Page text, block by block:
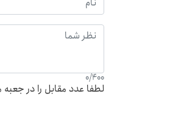
0/400
لطفا عدد مقابل را در جعبه